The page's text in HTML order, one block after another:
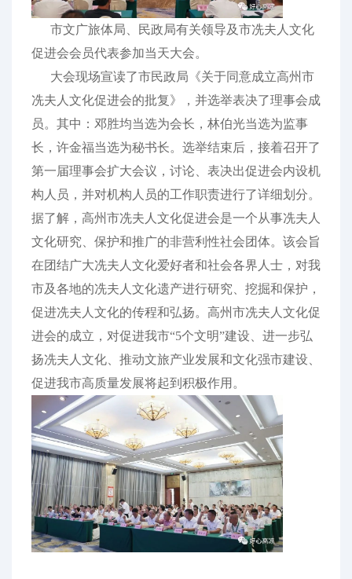
市文广旅体局、民政局有关领导及市冼夫人文化
促进会会员代表参加当天大会。
大会现场宣读了市民政局《关于同意成立高州市
冼夫人文化促进会的批复》，并选举表决了理事会成
员。其中：邓胜均当选为会长，林伯光当选为监事
长，许金福当选为秘书长。选举结束后，接着召开了
第一届理事会扩大会议，讨论、表决出促进会内设机
构人员，并对机构人员的工作职责进行了详细划分。
据了解，高州市冼夫人文化促进会是一个从事冼夫人
文化研究、保护和推广的非营利性社会团体。该会旨
在团结广大冼夫人文化爱好者和社会各界人士，对我
市及各地的冼夫人文化遗产进行研究、挖掘和保护，
促进冼夫人文化的传程和弘扬。高州市冼夫人文化促
进会的成立，对促进我市“5个文明”建设、进一步弘
扬冼夫人文化、推动文旅产业发展和文化强市建设、
促进我市高质量发展将起到积极作用。